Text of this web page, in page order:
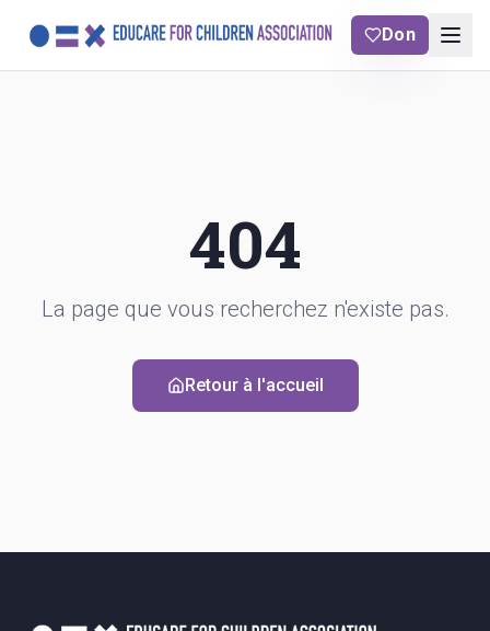
Don
404
La page que vous recherchez n'existe pas.
Retour à l'accueil